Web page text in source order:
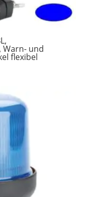
Warn- und
flexibel